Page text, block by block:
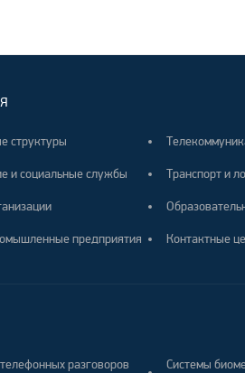
структуры
и социальные службы
предприятия
Транспорт и
Контактные
разговоров
Системы